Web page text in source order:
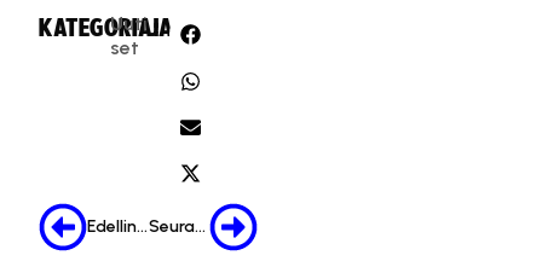
KATEGORIA:
Uuti
set
JAA:
Edellinen Seuraava